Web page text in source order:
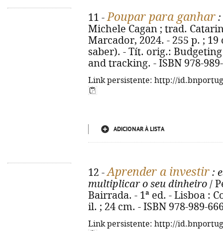
11 -Poupar para ganhar :
Michele Cagan ; trad.
Marcador, 2024. - 255 p. ;
saber). - Tít. orig.:
and tracking. - ISBN 978-
Link persistente: http://
ADICIONAR À LISTA
12 -Aprender a investir :
multiplicar o seu dinheiro /
Bairrada. - 1ª ed. - Lisboa :
il. ; 24 cm. - ISBN 978-989-
Link persistente: http://